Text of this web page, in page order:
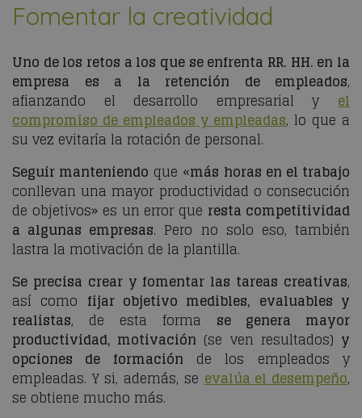
Fomentar la creatividad
Uno de los retos a los que se enfrenta RR. HH. en la
empresa es a la retención de empleados,
afianzando el desarrollo empresarial y el
compromiso de empleados y empleadas, lo que a
su vez evitaría la rotación de personal.
Seguir manteniendo que «más horas en el trabajo
conllevan una mayor productividad o consecución
de objetivos» es un error que resta competitividad
a algunas empresas. Pero no solo eso, también
lastra la motivación de la plantilla.
Se precisa crear y fomentar las tareas creativas,
así como fijar objetivo medibles, evaluables y
realistas, de esta forma se genera mayor
productividad, motivación (se ven resultados) y
opciones de formación de los empleados y
empleadas. Y si, además, seevalúa el desempeño,
se obtiene mucho más.